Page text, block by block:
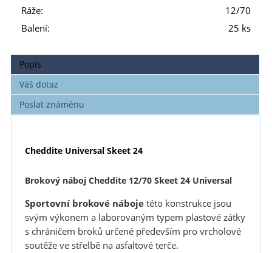
Ráže:
12/70
Balení:
25 ks
Popis
Váš dotaz
Poslat známénu
Cheddite Universal Skeet 24
Brokový náboj Cheddite 12/70 Skeet 24 Universal
Sportovní brokové nábojetéto konstrukce jsou
svým výkonem a laborovaným typem plastové zátky
s chráničem broků určené především pro vrcholové
soutěže ve střelbě na asfaltové terče.